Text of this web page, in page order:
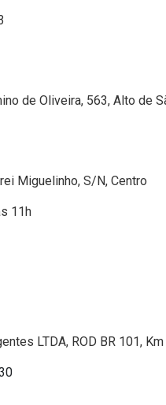
de Oliveira, 563, Alto de
Miguelinho, S/N, Centro
11h
LTDA, ROD BR 101, Km